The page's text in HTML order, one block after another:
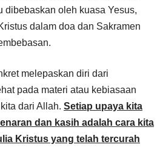
dibebaskan oleh kuasa Yesus,
dalam doa dan Sakramen
melepaskan diri dari
pada materi atau kebiasaan
dari Allah. Setiap upaya kita
dan kasih adalah cara kita
Kristus yang telah tercurah